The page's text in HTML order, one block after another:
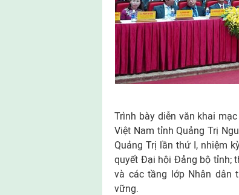
Trình bày diễn văn khai
Việt Nam tỉnh Quảng Trị
Quảng Trị lần thứ I, nhiệm
quyết Đại hội Đảng bộ tỉnh;
và các tầng lớp Nhân dân
vững.